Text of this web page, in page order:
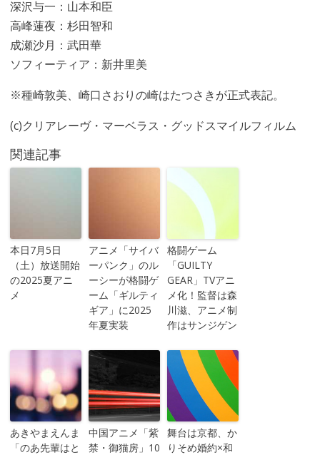
深沢与一：山本和臣
高峰蓮夜：杉田智和
成瀬沙月：武田華
ソフィーティア：新井里美
※種崎敦美、崎口さおりの崎はたつさきが正式表記。
(c)クリアレーヴ・マーベラス・グッドスマイルフィルム
関連記事
本日7月5日
（土）放送開始
の2025夏アニ
メ
アニメ「サイバ
ーパンク」のル
ーシーが格闘ゲ
ーム「ギルティ
ギア」に2025
年夏実装
格闘ゲーム
「GUILTY
GEAR」TVアニ
メ化！監督は森
川滋、アニメ制
作はサンジゲン
あきやまえんま
「のあ先輩はと
中国アニメ「紫
禁・御猫房」10
舞台は京都、か
りそめ婚約×和